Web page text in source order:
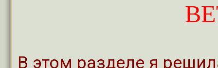
В этом разделе я